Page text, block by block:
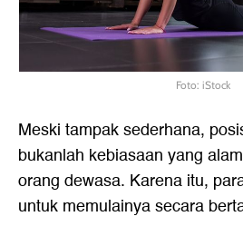
Foto: iStock
Meski tampak sederhana,
bukanlah kebiasaan yang
orang dewasa. Karena itu,
untuk memulainya secara